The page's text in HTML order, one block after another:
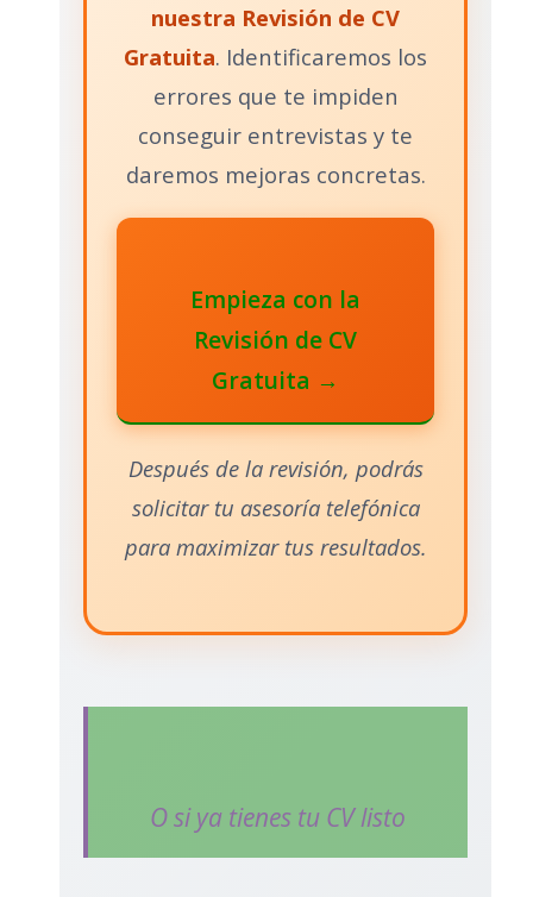
nuestra Revisión de CV
Gratuita. Identificaremos los
errores que te impiden
conseguir entrevistas y te
daremos mejoras concretas.
Empieza con la
Revisión de CV
Gratuita →
Después de la revisión, podrás
solicitar tu asesoría telefónica
para maximizar tus resultados.
O si ya tienes tu CV listo